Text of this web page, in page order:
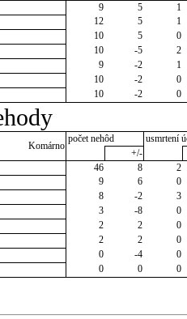
9 5
1
12 5
1
10 5
0
10 -5
2
9 -2
1
10 -2
0
10 -2 0
Komárno
počet nehôd
usmrtení
+/-
46 8
2
9 6
0
8 -2
3
3 -8
0
2 2
0
2 2
0
0 -4
0
0 0 0